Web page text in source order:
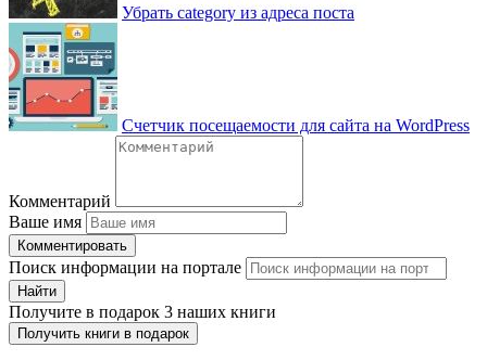
Убрать category из адреса поста
Счетчик посещаемости для сайта на WordPress
Комментарий
Ваше имя
Комментировать
Поиск информации на портале
Найти
Получите в подарок 3 наших книги
Получить книги в подарок